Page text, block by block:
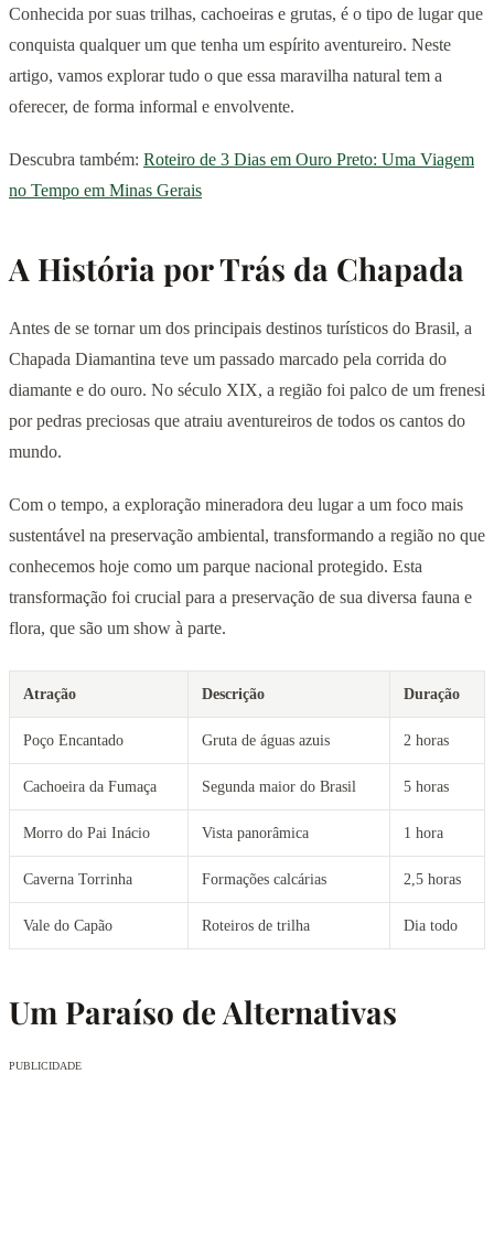
Conhecida por suas trilhas, cachoeiras e grutas, é o tipo de lugar que
conquista qualquer um que tenha um espírito aventureiro. Neste
artigo, vamos explorar tudo o que essa maravilha natural tem a
oferecer, de forma informal e envolvente.
Descubra também: Roteiro de 3 Dias em Ouro Preto: Uma Viagem
no Tempo em Minas Gerais
A História por Trás da Chapada
Antes de se tornar um dos principais destinos turísticos do Brasil, a
Chapada Diamantina teve um passado marcado pela corrida do
diamante e do ouro. No século XIX, a região foi palco de um frenesi
por pedras preciosas que atraiu aventureiros de todos os cantos do
mundo.
Com o tempo, a exploração mineradora deu lugar a um foco mais
sustentável na preservação ambiental, transformando a região no que
conhecemos hoje como um parque nacional protegido. Esta
transformação foi crucial para a preservação de sua diversa fauna e
flora, que são um show à parte.
Atração Descrição Duração
Poço Encantado Gruta de águas azuis 2 horas
Cachoeira da Fumaça Segunda maior do Brasil 5 horas
Morro do Pai Inácio Vista panorâmica 1 hora
Caverna Torrinha Formações calcárias 2,5 horas
Vale do Capão Roteiros de trilha Dia todo
Um Paraíso de Alternativas
PUBLICIDADE